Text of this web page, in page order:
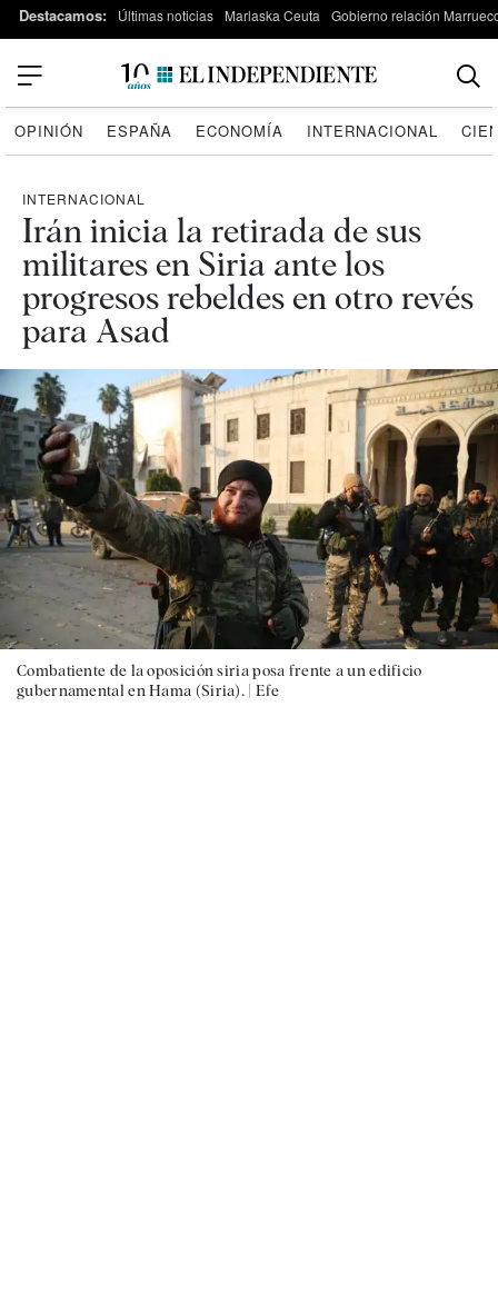
Destacamos: Últimas noticias Marlaska Ceuta Gobierno relación
OPINIÓN ESPAÑA ECONOMÍA INTERNACIONAL
INTERNACIONAL
Irán inicia la retirada de sus
militares en Siria ante los
progresos rebeldes en otro revés
para Asad
Combatiente de la oposición siria posa frente a un edificio
gubernamental en Hama (Siria). | Efe